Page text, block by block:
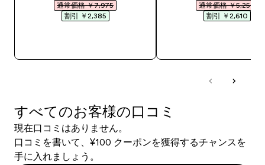
通常価格 ￥7,975‎
割引 ￥2,385‎
通常価格 ￥5,250‎
割引 ￥2,610‎
すべてのお客様の口コミ
現在口コミはありません。
口コミを書いて、¥100 クーポンを獲得するチャンスを
手に入れましょう。